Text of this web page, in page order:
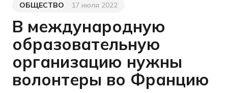
Категория
ОБЩЕСТВО
Дата публикации
17 июля 2022
В международную
образовательную
организацию нужны
волонтеры во Францию